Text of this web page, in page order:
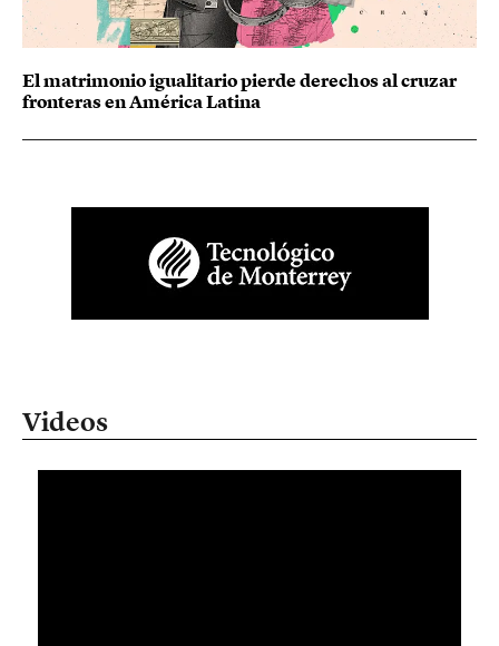
El matrimonio igualitario pierde derechos al cruzar
fronteras en América Latina
Videos